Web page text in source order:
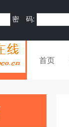
密 码:
首页